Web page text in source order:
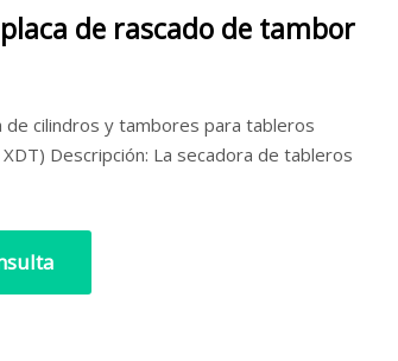
de rascado de tambor
de cilindros y tambores para tableros
Descripción: La secadora de tableros